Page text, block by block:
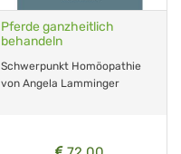
Pferde ganzheitlich
behandeln
Schwerpunkt Homöopathie
von Angela Lamminger